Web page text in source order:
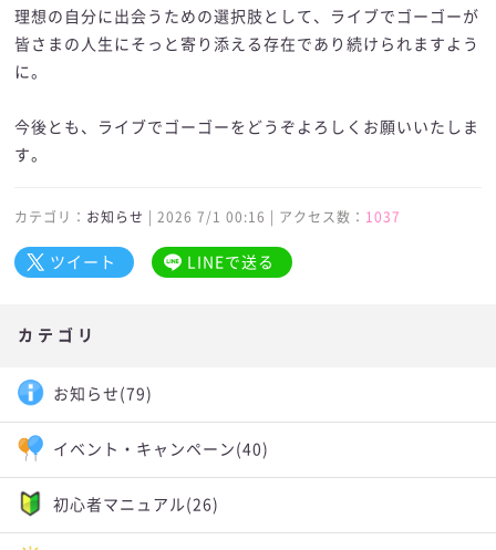
理想の自分に出会うための選択肢として、ライブでゴーゴーが
皆さまの人生にそっと寄り添える存在であり続けられますよう
に。
今後とも、ライブでゴーゴーをどうぞよろしくお願いいたしま
す。
カテゴリ： お知らせ | 2026 7/1 00:16 | アクセス数： 1037
ツイート LINEで送る
カテゴリ
お知らせ (79)
イベント・キャンペーン (40)
初心者マニュアル(26)